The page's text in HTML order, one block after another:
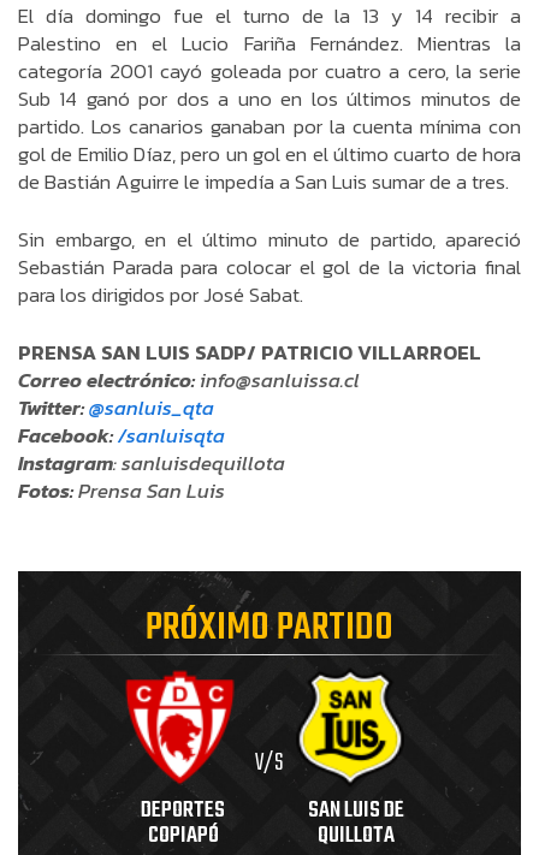
El día domingo fue el turno de la 13 y 14 recibir a
Palestino en el Lucio Fariña Fernández. Mientras la
categoría 2001 cayó goleada por cuatro a cero, la serie
Sub 14 ganó por dos a uno en los últimos minutos de
partido. Los canarios ganaban por la cuenta mínima con
gol de Emilio Díaz, pero un gol en el último cuarto de hora
de Bastián Aguirre le impedía a San Luis sumar de a tres.
Sin embargo, en el último minuto de partido, apareció
Sebastián Parada para colocar el gol de la victoria final
para los dirigidos por José Sabat.
PRENSA SAN LUIS SADP/ PATRICIO VILLARROEL
Correo electrónico:info@sanluissa.cl
Twitter:@sanluis_qta
Facebook:/sanluisqta
Instagram: sanluisdequillota
Fotos:Prensa San Luis
PRÓXIMO PARTIDO
DEPORTES
COPIAPÓ
V/S
SAN LUIS DE
QUILLOTA